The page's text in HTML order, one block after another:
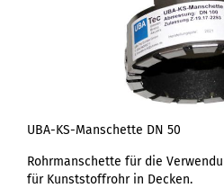
UBA-KS-Manschette DN 50
Rohrmanschette für die
für Kunststoffrohr in Decken.